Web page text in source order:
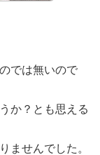
では無いので
か？とも思える
ませんでした。